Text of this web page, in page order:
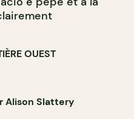
OUEST
Alison Slattery